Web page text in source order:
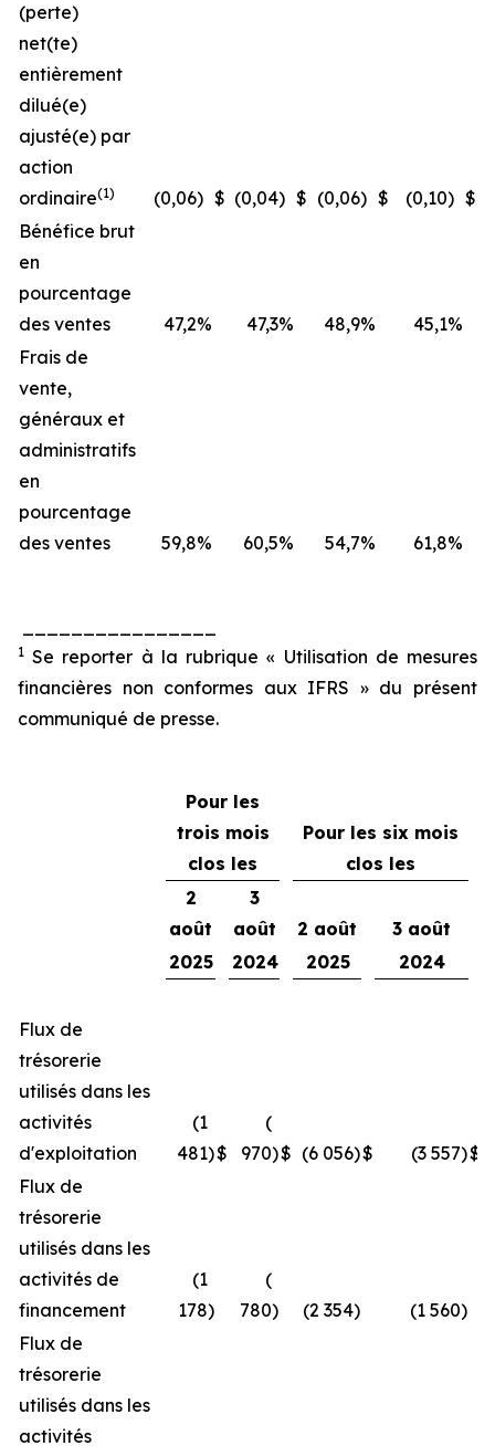
(perte)
net(te)
entièrement
dilué(e)
ajusté(e) par
action
ordinaire(1) (0,06) $ (0,04) $ (0,06) $ (0,10) $
Bénéfice brut
en
pourcentage
des ventes
47,2% 47,3% 48,9% 45,1%
Frais de
vente,
généraux et
administratifs
en
pourcentage
des ventes
59,8% 60,5% 54,7% 61,8%
1 Se reporter à la rubrique « Utilisation de mesures
financières non conformes aux IFRS » du présent
communiqué de presse.
Pour les
trois mois
clos les
Pour les six mois
clos les
2
août
3
août
2 août
3 août
2025
2024 2025 2024
Flux de
trésorerie
utilisés dans les
activités
d'exploitation
(1
481)$
(
970)$ (6 056)$ (3 557)$
Flux de
trésorerie
utilisés dans les
activités de
financement
(1
178)
(
780) (2 354) (1 560)
Flux de
trésorerie
utilisés dans les
activités